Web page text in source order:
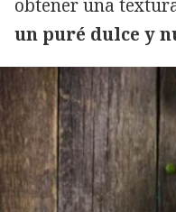
obtener una
un puré dulce y